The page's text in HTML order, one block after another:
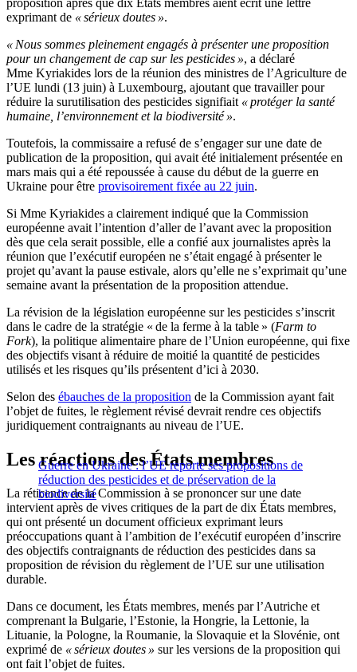
proposition après que dix États membres aient écrit une lettre
exprimant de « sérieux doutes ».
« Nous sommes pleinement engagés à présenter une proposition
pour un changement de cap sur les pesticides », a déclaré
Mme Kyriakides lors de la réunion des ministres de l’Agriculture de
l’UE lundi (13 juin) à Luxembourg, ajoutant que travailler pour
réduire la surutilisation des pesticides signifiait « protéger la santé
humaine, l’environnement et la biodiversité ».
Toutefois, la commissaire a refusé de s’engager sur une date de
publication de la proposition, qui avait été initialement présentée en
mars mais qui a été repoussée à cause du début de la guerre en
Ukraine pour être provisoirement fixée au 22 juin.
Si Mme Kyriakides a clairement indiqué que la Commission
européenne avait l’intention d’aller de l’avant avec la proposition
dès que cela serait possible, elle a confié aux journalistes après la
réunion que l’exécutif européen ne s’était engagé à présenter le
projet qu’avant la pause estivale, alors qu’elle ne s’exprimait qu’une
semaine avant la présentation de la proposition attendue.
La révision de la législation européenne sur les pesticides s’inscrit
dans le cadre de la stratégie « de la ferme à la table » (Farm to
Fork), la politique alimentaire phare de l’Union européenne, qui fixe
des objectifs visant à réduire de moitié la quantité de pesticides
utilisés et les risques qu’ils présentent d’ici à 2030.
Selon des ébauches de la proposition de la Commission ayant fait
l’objet de fuites, le règlement révisé devrait rendre ces objectifs
juridiquement contraignants au niveau de l’UE.
Guerre en Ukraine : l’UE reporte ses propositions de
réduction des pesticides et de préservation de la
biodiversité
Les réactions des États membres
La réticence de la Commission à se prononcer sur une date
intervient après de vives critiques de la part de dix États membres,
qui ont présenté un document officieux exprimant leurs
préoccupations quant à l’ambition de l’exécutif européen d’inscrire
des objectifs contraignants de réduction des pesticides dans sa
proposition de révision du règlement de l’UE sur une utilisation
durable.
Dans ce document, les États membres, menés par l’Autriche et
comprenant la Bulgarie, l’Estonie, la Hongrie, la Lettonie, la
Lituanie, la Pologne, la Roumanie, la Slovaquie et la Slovénie, ont
exprimé de « sérieux doutes » sur les versions de la proposition qui
ont fait l’objet de fuites.